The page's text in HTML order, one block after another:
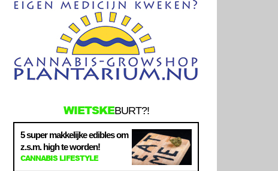
WIETSKEBURT?!
5 super makkelijke edibles om
z.s.m. high te worden!
CANNABIS LIFESTYLE